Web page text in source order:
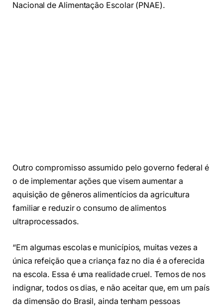
Nacional de Alimentação Escolar (PNAE).
Outro compromisso assumido pelo governo federal é
o de implementar ações que visem aumentar a
aquisição de gêneros alimentícios da agricultura
familiar e reduzir o consumo de alimentos
ultraprocessados.
“Em algumas escolas e municípios, muitas vezes a
única refeição que a criança faz no dia é a oferecida
na escola. Essa é uma realidade cruel. Temos de nos
indignar, todos os dias, e não aceitar que, em um país
da dimensão do Brasil, ainda tenham pessoas